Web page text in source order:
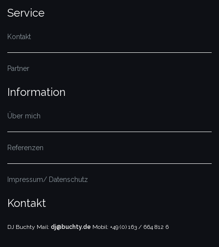
Service
Kontakt
Partner
Information
Über mich
Referenzen
Impressum/ Datenschutz
Kontakt
DJ Buchty Mail: dj@buchty.de Mobil: +49 (0) 163 / 664 812 6